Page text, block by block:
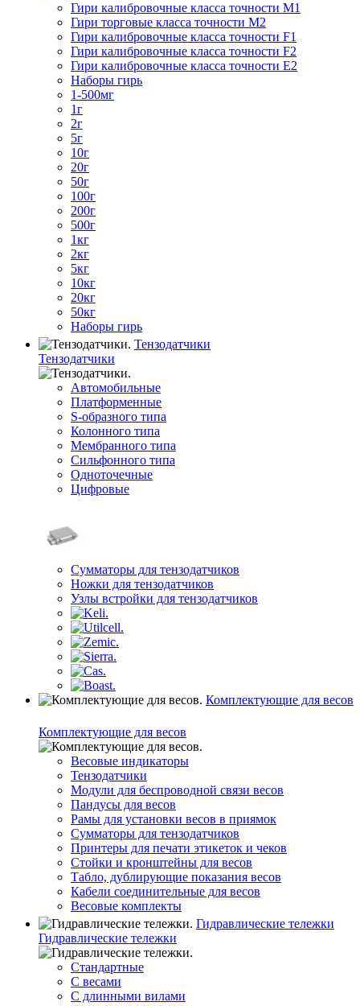
Гири калибровочные класса точности M1
Гири торговые класса точности M2
Гири калибровочные класса точности F1
Гири калибровочные класса точности F2
Гири калибровочные класса точности E2
Наборы гирь
1-500мг
1г
2г
5г
10г
20г
50г
100г
200г
500г
1кг
2кг
5кг
10кг
20кг
50кг
Наборы гирь
Тензодатчики
Тензодатчики
Автомобильные
Платформенные
S-образного типа
Колонного типа
Мембранного типа
Сильфонного типа
Одноточечные
Цифровые
Сумматоры для тензодатчиков
Ножки для тензодатчиков
Узлы встройки для тензодатчиков
Комплектующие для весов
Комплектующие для весов
Весовые индикаторы
Тензодатчики
Модули для беспроводной связи весов
Пандусы для весов
Рамы для установки весов в приямок
Сумматоры для тензодатчиков
Принтеры для печати этикеток и чеков
Стойки и кронштейны для весов
Табло, дублирующие показания весов
Кабели соединительные для весов
Весовые комплекты
Гидравлические тележки
Гидравлические тележки
Стандартные
С весами
С длинными вилами